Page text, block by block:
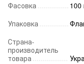
Фасовка
100
Упаковка
Страна-
производитель
товара